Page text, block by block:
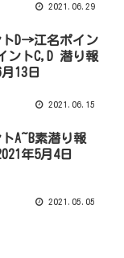
2021.06.29
D→江名ポイン
ントC,D 潜り報
13日
2021.06.15
A~B素潜り報
年5月4日
2021.05.05